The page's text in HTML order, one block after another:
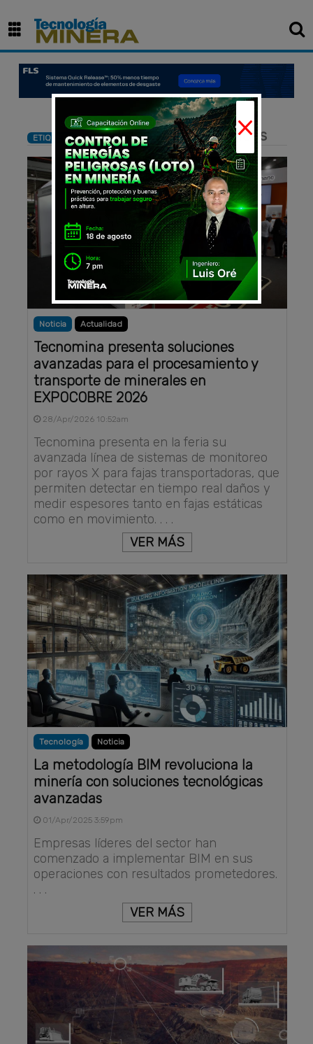
ETIQUETA : Soluciones tecnológicas
Noticia Actualidad
Tecnomina presenta soluciones
avanzadas para el procesamiento y
transporte de minerales en
EXPOCOBRE 2026
28/Apr/2026 10:52am
Tecnomina presenta en la feria su
avanzada línea de sistemas de monitoreo
por rayos X para fajas transportadoras, que
permiten detectar en tiempo real daños y
medir espesores tanto en fajas estáticas
como en movimiento. . . .
VER MÁS
Tecnología Noticia
La metodología BIM revoluciona la
minería con soluciones tecnológicas
avanzadas
01/Apr/2025 3:59pm
Empresas líderes del sector han
comenzado a implementar BIM en sus
operaciones con resultados prometedores.
. . .
VER MÁS
×